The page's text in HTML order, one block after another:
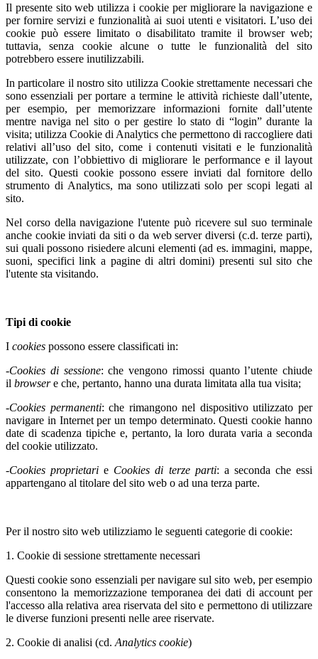
Il presente sito web utilizza i cookie per migliorare la navigazione e
per fornire servizi e funzionalità ai suoi utenti e visitatori. L’uso dei
cookie può essere limitato o disabilitato tramite il browser web;
tuttavia, senza cookie alcune o tutte le funzionalità del sito
potrebbero essere inutilizzabili.
In particolare il nostro sito utilizza Cookie strettamente necessari che
sono essenziali per portare a termine le attività richieste dall’utente,
per esempio, per memorizzare informazioni fornite dall’utente
mentre naviga nel sito o per gestire lo stato di “login” durante la
visita; utilizza Cookie di Analytics che permettono di raccogliere dati
relativi all’uso del sito, come i contenuti visitati e le funzionalità
utilizzate, con l’obbiettivo di migliorare le performance e il layout
del sito. Questi cookie possono essere inviati dal fornitore dello
strumento di Analytics, ma sono utilizzati solo per scopi legati al
sito.
Nel corso della navigazione l'utente può ricevere sul suo terminale
anche cookie inviati da siti o da web server diversi (c.d. terze parti),
sui quali possono risiedere alcuni elementi (ad es. immagini, mappe,
suoni, specifici link a pagine di altri domini) presenti sul sito che
l'utente sta visitando.
Tipi di cookie
I cookies possono essere classificati in:
-Cookies di sessione: che vengono rimossi quanto l’utente chiude
il browsere che, pertanto, hanno una durata limitata alla tua visita;
-Cookies permanenti: che rimangono nel dispositivo utilizzato per
navigare in Internet per un tempo determinato. Questi cookie hanno
date di scadenza tipiche e, pertanto, la loro durata varia a seconda
del cookie utilizzato.
-Cookies proprietari e Cookies di terze parti: a seconda che essi
appartengano al titolare del sito web o ad una terza parte.
Per il nostro sito web utilizziamo le seguenti categorie di cookie:
1. Cookie di sessione strettamente necessari
Questi cookie sono essenziali per navigare sul sito web, per esempio
consentono la memorizzazione temporanea dei dati di account per
l'accesso alla relativa area riservata del sito e permettono di utilizzare
le diverse funzioni presenti nelle aree riservate.
2. Cookie di analisi (cd. Analytics cookie)